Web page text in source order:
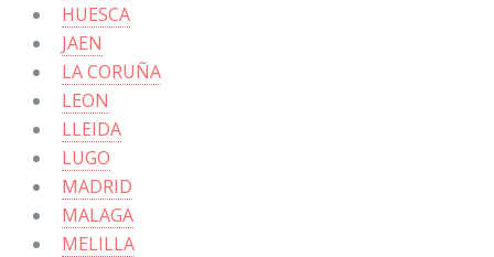
HUESCA
JAEN
LA CORUÑA
LEON
LLEIDA
LUGO
MADRID
MALAGA
MELILLA